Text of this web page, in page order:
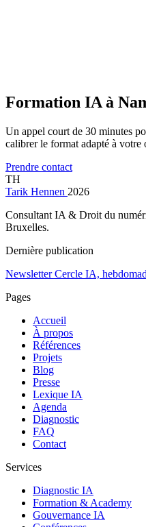
Formation IA à
Un appel court de 30 minutes
calibrer le format adapté à votre
Prendre contact
TH
Tarik Hennen 2026
Consultant IA & Droit du
Bruxelles.
Dernière publication
Newsletter Cercle IA,
Pages
Accueil
À propos
Références
Projets
Blog
Presse
Lexique IA
Agenda
Diagnostic
FAQ
Contact
Services
Diagnostic IA
Formation & Academy
Gouvernance IA